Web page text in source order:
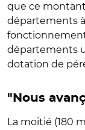
que ce
départements
départements
dotation de
"Nous
La moitié (180